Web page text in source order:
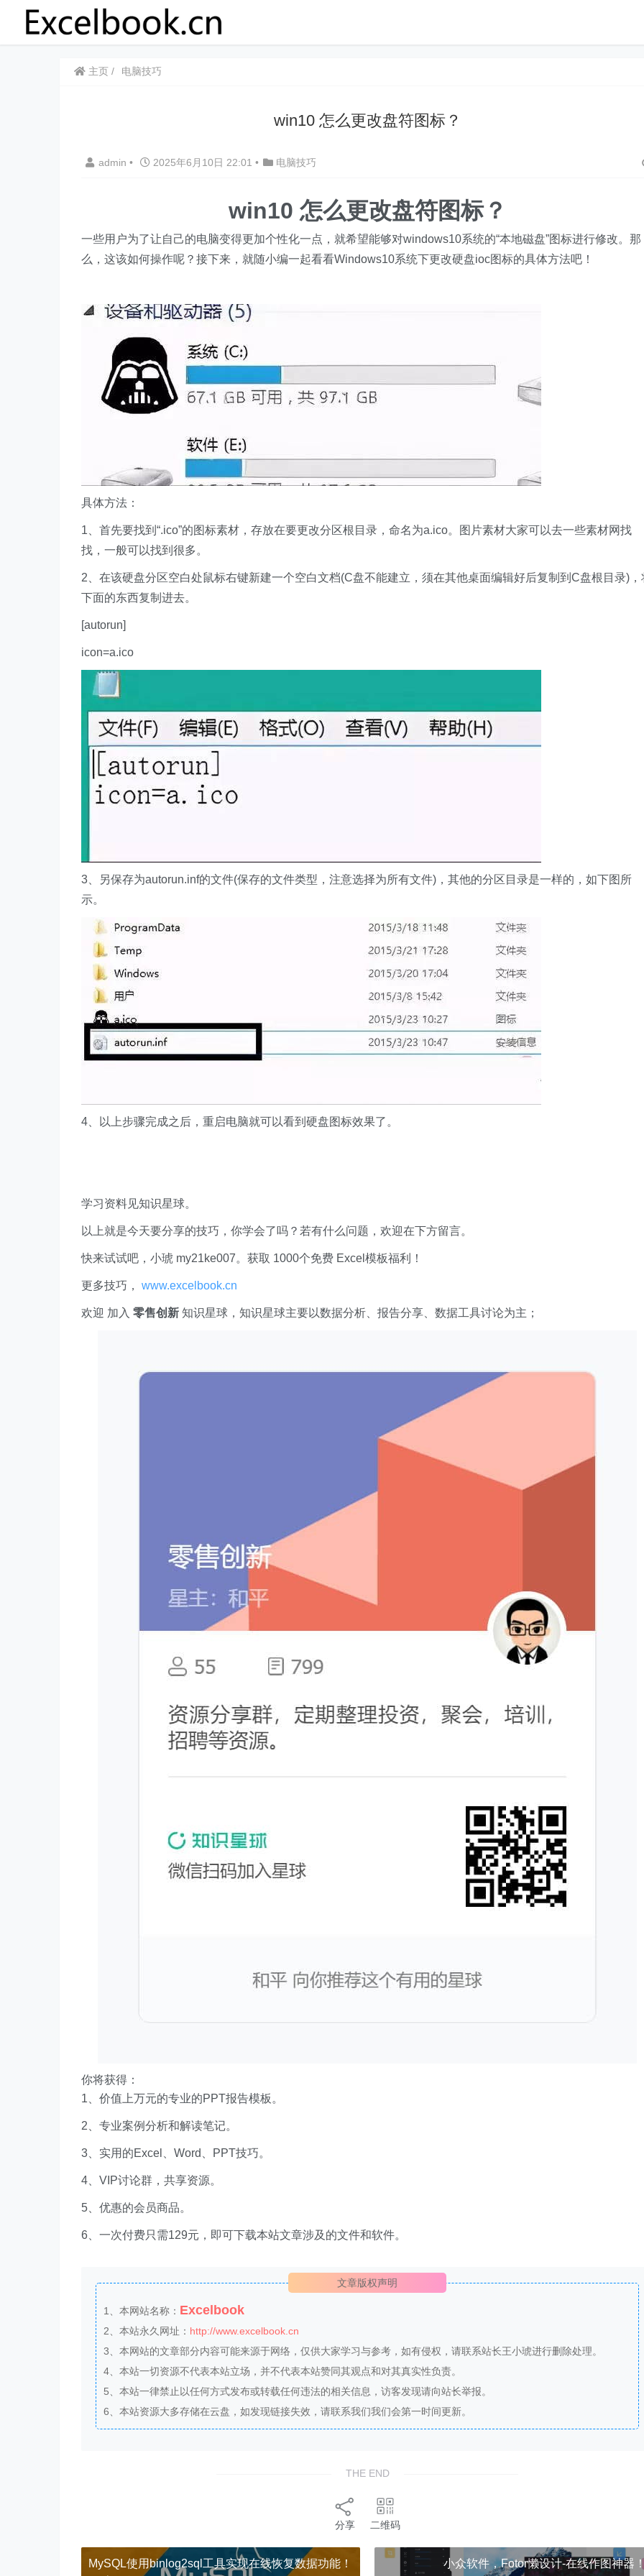
主页 电脑技巧
win10 怎么更改盘符图标？
admin • 2025年6月10日 22:01 • 电脑技巧
win10 怎么更改盘符图标？
一些用户为了让自己的电脑变得更加个性化一点，就希望能够对windows10系统的“本地磁盘”图标进行修改。那
么，这该如何操作呢？接下来，就随小编一起看看Windows10系统下更改硬盘ioc图标的具体方法吧！
具体方法：
1、首先要找到“.ico”的图标素材，存放在要更改分区根目录，命名为a.ico。图片素材大家可以去一些素材网找
找，一般可以找到很多。
2、在该硬盘分区空白处鼠标右键新建一个空白文档(C盘不能建立，须在其他桌面编辑好后复制到C盘根目录)，
下面的东西复制进去。
[autorun]
icon=a.ico
3、另保存为autorun.inf的文件(保存的文件类型，注意选择为所有文件)，其他的分区目录是一样的，如下图所
示。
4、以上步骤完成之后，重启电脑就可以看到硬盘图标效果了。
学习资料见知识星球。
以上就是今天要分享的技巧，你学会了吗？若有什么问题，欢迎在下方留言。
快来试试吧，小琥 my21ke007。获取 1000个免费 Excel模板福利​​​​！
更多技巧， www.excelbook.cn
欢迎 加入 零售创新 知识星球，知识星球主要以数据分析、报告分享、数据工具讨论为主；
你将获得：
1、价值上万元的专业的PPT报告模板。
2、专业案例分析和解读笔记。
3、实用的Excel、Word、PPT技巧。
4、VIP讨论群，共享资源。
5、优惠的会员商品。
6、一次付费只需129元，即可下载本站文章涉及的文件和软件。
文章版权声明
1、本网站名称： Excelbook
2、本站永久网址： http://www.excelbook.cn
3、本网站的文章部分内容可能来源于网络，仅供大家学习与参考，如有侵权，请联系站长王小琥进行删除处理。
4、本站一切资源不代表本站立场，并不代表本站赞同其观点和对其真实性负责。
5、本站一律禁止以任何方式发布或转载任何违法的相关信息，访客发现请向站长举报。
6、本站资源大多存储在云盘，如发现链接失效，请联系我们我们会第一时间更新。
THE END
分享 二维码
MySQL使用binlog2sql工具实现在线恢复数据功能！ 小众软件，Fotor懒设计-在线作图神器